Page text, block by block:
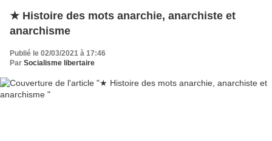
★ Histoire des mots anarchie, anarchiste et
anarchisme
Publié le 02/03/2021 à 17:46
Par Socialisme libertaire